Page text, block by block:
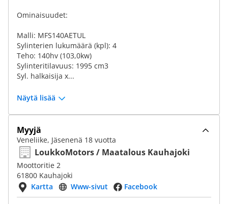
Ominaisuudet:
Malli: MFS140AETUL
Sylinterien lukumäärä (kpl): 4
Teho: 140hv (103,0kw)
Sylinteritilavuus: 1995 cm3
Syl. halkaisija x...
Näytä lisää
Myyjä
Veneliike, Jäsenenä 18 vuotta
LoukkoMotors / Maatalous Kauhajoki
Moottoritie 2
61800 Kauhajoki
Kartta
Www-sivut Facebook